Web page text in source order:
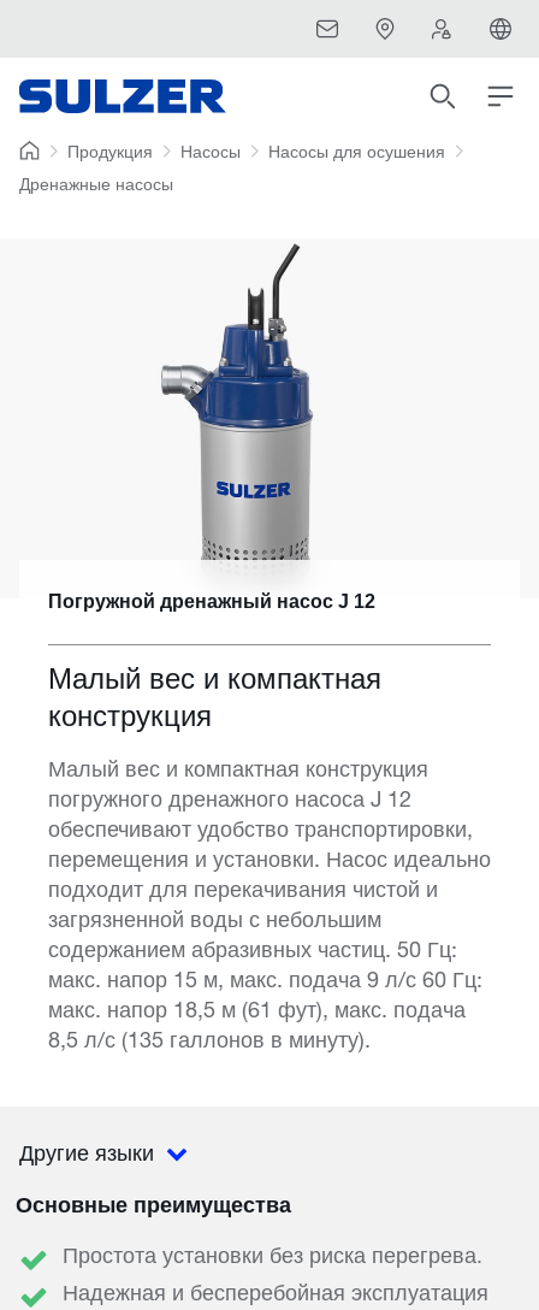
Продукция Насосы
Насосы для осушения
Дренажные насосы
Погружной дренажный насос J 12
Малый вес и компактная
конструкция
Малый вес и компактная конструкция
погружного дренажного насоса J 12
обеспечивают удобство транспортировки,
перемещения и установки. Насос идеально
подходит для перекачивания чистой и
загрязненной воды с небольшим
содержанием абразивных частиц. 50 Гц:
макс. напор 15 м, макс. подача 9 л/с 60 Гц:
макс. напор 18,5 м (61 фут), макс. подача
8,5 л/с (135 галлонов в минуту).
Другие языки
Основные преимущества
Простота установки без риска перегрева.
Надежная и бесперебойная эксплуатация